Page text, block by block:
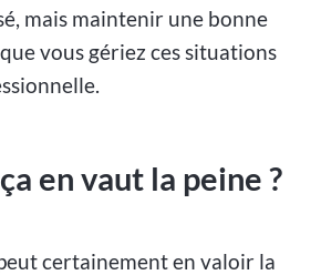
mais maintenir une bonne
vous gériez ces situations
en vaut la peine ?
certainement en valoir la